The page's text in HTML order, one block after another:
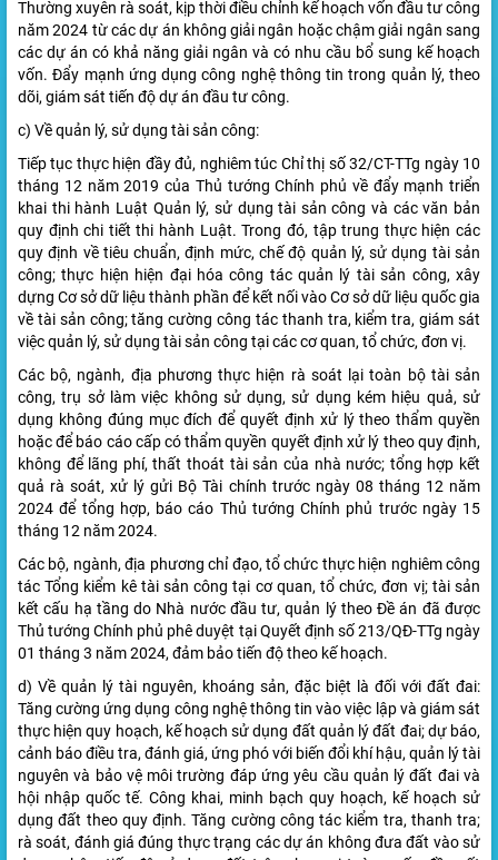
Thường xuyên rà soát, kịp thời điều chỉnh kế hoạch vốn đầu tư công
năm 2024 từ các dự án không giải ngân hoặc chậm giải ngân sang
các dự án có khả năng giải ngân và có nhu cầu bổ sung kế hoạch
vốn. Đẩy mạnh ứng dụng công nghệ thông tin trong quản lý, theo
dõi, giám sát tiến độ dự án đầu tư công.
c) Về quản lý, sử dụng tài sản công:
Tiếp tục thực hiện đầy đủ, nghiêm túc Chỉ thị số 32/CT-TTg ngày 10
tháng 12 năm 2019 của Thủ tướng Chính phủ về đẩy mạnh triển
khai thi hành Luật Quản lý, sử dụng tài sản công và các văn bản
quy định chi tiết thi hành Luật. Trong đó, tập trung thực hiện các
quy định về tiêu chuẩn, định mức, chế độ quản lý, sử dụng tài sản
công; thực hiện hiện đại hóa công tác quản lý tài sản công, xây
dựng Cơ sở dữ liệu thành phần để kết nối vào Cơ sở dữ liệu quốc gia
về tài sản công; tăng cường công tác thanh tra, kiểm tra, giám sát
việc quản lý, sử dụng tài sản công tại các cơ quan, tổ chức, đơn vị.
Các bộ, ngành, địa phương thực hiện rà soát lại toàn bộ tài sản
công, trụ sở làm việc không sử dụng, sử dụng kém hiệu quả, sử
dụng không đúng mục đích để quyết định xử lý theo thẩm quyền
hoặc để báo cáo cấp có thẩm quyền quyết định xử lý theo quy định,
không để lãng phí, thất thoát tài sản của nhà nước; tổng hợp kết
quả rà soát, xử lý gửi Bộ Tài chính trước ngày 08 tháng 12 năm
2024 để tổng hợp, báo cáo Thủ tướng Chính phủ trước ngày 15
tháng 12 năm 2024.
Các bộ, ngành, địa phương chỉ đạo, tổ chức thực hiện nghiêm công
tác Tổng kiểm kê tài sản công tại cơ quan, tổ chức, đơn vị; tài sản
kết cấu hạ tầng do Nhà nước đầu tư, quản lý theo Đề án đã được
Thủ tướng Chính phủ phê duyệt tại Quyết định số 213/QĐ-TTg ngày
01 tháng 3 năm 2024, đảm bảo tiến độ theo kế hoạch.
d) Về quản lý tài nguyên, khoáng sản, đặc biệt là đối với đất đai:
Tăng cường ứng dụng công nghệ thông tin vào việc lập và giám sát
thực hiện quy hoạch, kế hoạch sử dụng đất quản lý đất đai; dự báo,
cảnh báo điều tra, đánh giá, ứng phó với biến đổi khí hậu, quản lý tài
nguyên và bảo vệ môi trường đáp ứng yêu cầu quản lý đất đai và
hội nhập quốc tế. Công khai, minh bạch quy hoạch, kế hoạch sử
dụng đất theo quy định. Tăng cường công tác kiểm tra, thanh tra;
rà soát, đánh giá đúng thực trạng các dự án không đưa đất vào sử